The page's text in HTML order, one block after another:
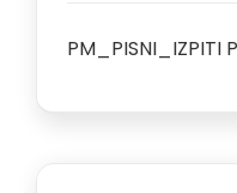
PM_PISNI_IZPITI